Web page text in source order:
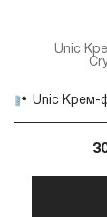
Unic